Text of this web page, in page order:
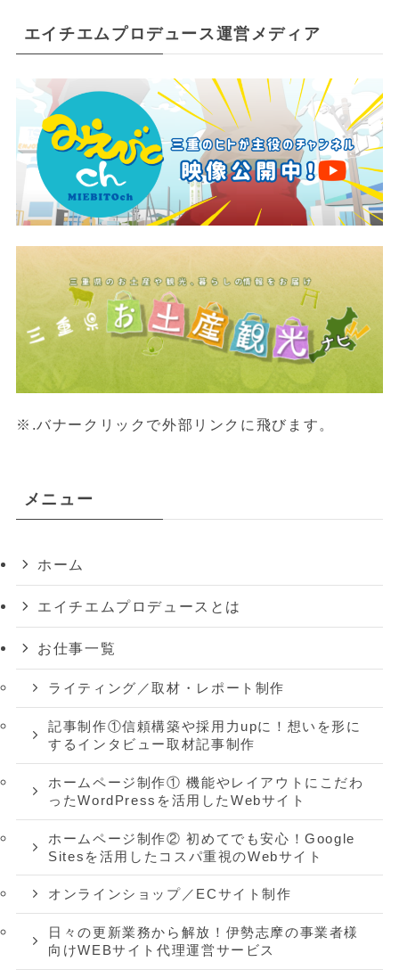
エイチエムプロデュース運営メディア
※.バナークリックで外部リンクに飛びます。
メニュー
ホーム
エイチエムプロデュースとは
お仕事一覧
ライティング／取材・レポート制作
記事制作①信頼構築や採用力upに！想いを形に
するインタビュー取材記事制作
ホームページ制作① 機能やレイアウトにこだわ
ったWordPressを活用したWebサイト
ホームページ制作② 初めてでも安心！Google
Sitesを活用したコスパ重視のWebサイト
オンラインショップ／ECサイト制作
日々の更新業務から解放！伊勢志摩の事業者様
向けWEBサイト代理運営サービス